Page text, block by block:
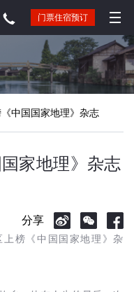
门票住宿预订
中国国家地理》杂志
家地理》杂志
分享
榜《中国国家地理》杂